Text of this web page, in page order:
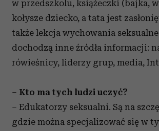
w przedszkolu, książeczki (bajka,
kołysze dziecko, a tata jest
także lekcja wychowania
dochodzą inne źródła informacji:
rówieśnicy, liderzy grup, media,
– Kto ma tych ludzi uczyć?
– Edukatorzy seksualni. Są na
gdzie można specjalizować się w